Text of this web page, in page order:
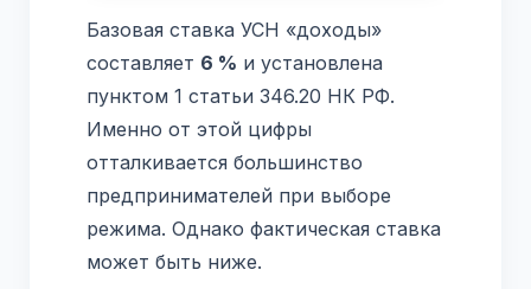
Базовая ставка УСН «доходы»
составляет 6 % и установлена
пунктом 1 статьи 346.20 НК РФ.
Именно от этой цифры
отталкивается большинство
предпринимателей при выборе
режима. Однако фактическая ставка
может быть ниже.